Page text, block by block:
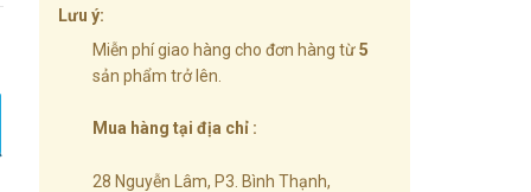
Lưu ý:
Miễn phí giao hàng cho đơn hàng từ5
sản phẩm trở lên.
Mua hàng tại địa chỉ :
28 Nguyễn Lâm, P3. Bình Thạnh,